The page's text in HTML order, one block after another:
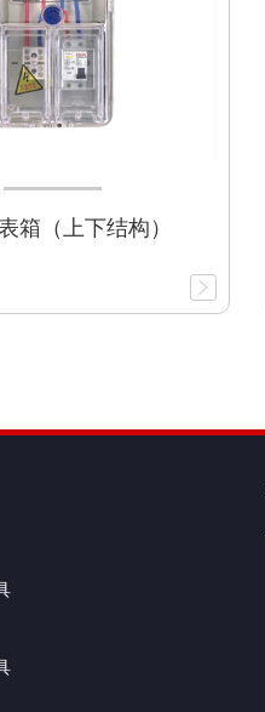
箱（上下结构）